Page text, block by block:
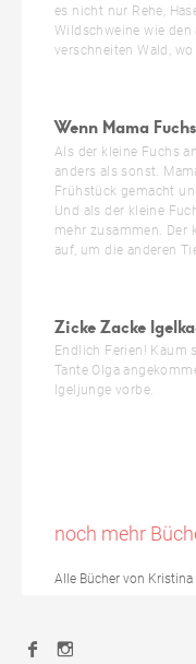
es nicht nur Rehe,
Wildschweine wie
verschneiten Wald,
Wenn Mama
Als der kleine Fuchs
anders als sonst.
Frühstück gemacht
Und als der kleine
mehr zusammen. Der
auf, um die anderen
Zicke Zacke
Endlich Ferien! Kaum
Tante Olga
Igeljunge vorbe.
noch mehr
Alle Bücher von
Facebook